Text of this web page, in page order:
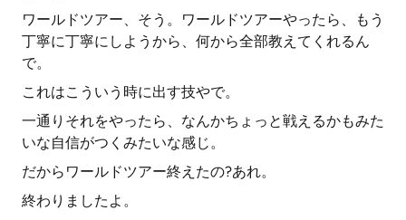
ワールドツアー、そう。ワールドツアーやったら、もう
丁寧に丁寧にしようから、何から全部教えてくれるん
で。
これはこういう時に出す技やで。
一通りそれをやったら、なんかちょっと戦えるかもみた
いな自信がつくみたいな感じ。
だからワールドツアー終えたの?あれ。
終わりましたよ。